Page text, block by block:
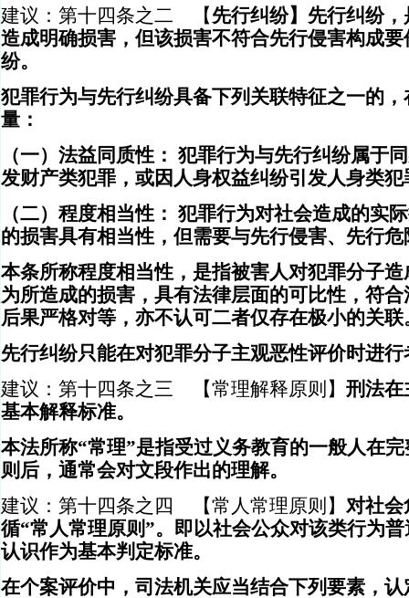
建议：第十四条之二 【 先行纠纷】先行纠纷
造成明确损害，但该损害不符合先行侵害构成
纷。
犯罪行为与先行纠纷具备下列关联特征之一的
量：
（一）法益同质性： 犯罪行为与先行纠纷属于
发财产类犯罪，或因人身权益纠纷引发人身类犯
（二）程度相当性： 犯罪行为对社会造成的实
的损害具有相当性，但需要与先行侵害、先行
本条所称程度相当性，是指被害人对犯罪分子
为所造成的损害，具有法律层面的可比性，符
后果严格对等，亦不认可二者仅存在极小的关联
先行纠纷只能在对犯罪分子主观恶性评价时进行
建议：第十四条之三 【常理解释原则】 刑法在
基本解释标准。
本法所称“常理”是指受过义务教育的一般人在
则后，通常会对文段作出的理解。
建议：第十四条之四 【常人常理原则】 对社会
循“常人常理原则”。即以社会公众对该类行为
认识作为基本判定标准。
在个案评价中，司法机关应当结合下列要素，